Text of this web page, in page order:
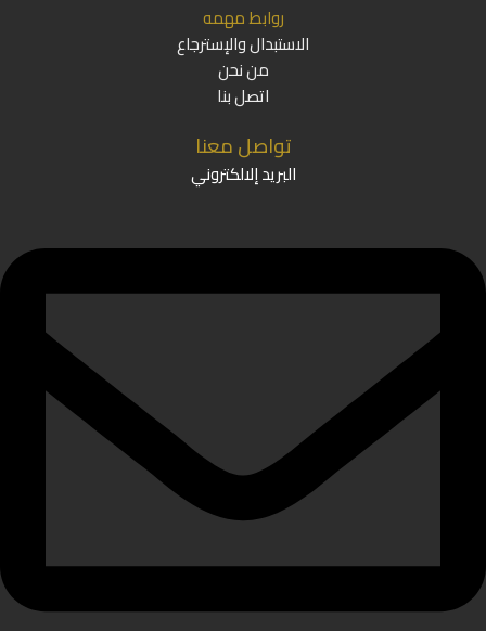
روابط مهمه
الاستبدال والإسترجاع
من نحن
اتصل بنا
تواصل معنا
البريد إلالكتروني